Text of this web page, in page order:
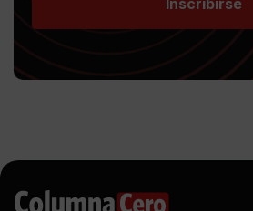
Inscribirse